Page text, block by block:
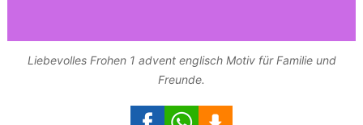
Liebevolles Frohen 1 advent englisch Motiv für Familie und
Freunde.